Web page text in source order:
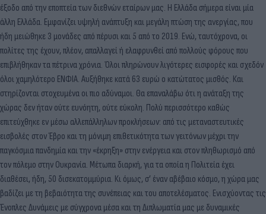
έξοδο από την εποπτεία των διεθνών εταίρων μας. Η Ελλάδα σήμερα είναι μία
άλλη Ελλάδα. Εμφανίζει υψηλή ανάπτυξη και μεγάλη πτώση της ανεργίας, που
ήδη μειώθηκε 3 μονάδες από πέρυσι και 5 από το 2019. Ενώ, ταυτόχρονα, οι
πολίτες της έχουν, πλέον, απαλλαγεί ή ελαφρυνθεί από πολλούς φόρους που
επιβλήθηκαν τα πέτρινα χρόνια. Όλοι πληρώνουν λιγότερες εισφορές και σχεδόν
όλοι χαμηλότερο ΕΝΦΙΑ. Αυξήθηκε κατά 63 ευρώ ο κατώτατος μισθός. Και
στηρίζονται στοχευμένα οι πιο αδύναμοι. Θα επαναλάβω ότι η ανάταξη της
χώρας δεν ήταν ούτε ευνόητη, ούτε εύκολη. Πολύ περισσότερο καθώς
επιτεύχθηκε εν μέσω αλλεπάλληλων προκλήσεων: από τις μεταναστευτικές
εισβολές στον Έβρο και τη μόνιμη επιθετικότητα των γειτόνων μέχρι την
παγκόσμια πανδημία και την «έκρηξη» στην ενέργεια και στον πληθωρισμό από
τον πόλεμο στην Ουκρανία. Μέτωπα διαρκή, για τα οποία η Πολιτεία έχει
διαθέσει, ήδη, 50 δισεκατομμύρια. Κι όμως, σ’ έναν αβέβαιο κόσμο, η χώρα μας
βαδίζει με τη βεβαιότητα της συνέπειας και του αποτελέσματος. Ενισχύοντας τις
Ένοπλες Δυνάμεις με σύγχρονα μέσα και τη Διπλωματία μας με δυναμικές